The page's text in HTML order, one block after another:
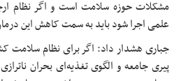
مشکلات حوزه سلامت است و اگر نظام
علمی اجرا شود باید به سمت کاهش این
جباری هشدار داد: اگر برای نظام سلامت
پیری جامعه و الگوی تغذیه‌ای بحرانناترازی